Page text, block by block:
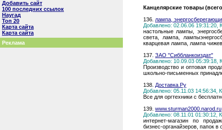
Добавить сайт
100 последних ссылок
Наугад
Топ 20
Карта сайта
Карта сайта
Реклама
Канцелярские товары
136. лампа,
Добавлено: 02.06.06 19:31:20,
настольные лампы,
света, лампа,
кварцевая лампа, лампа
137. ЗАО "Сиббланкоиздат"
Добавлено: 10.09.03 05:39:18,
Производство и оптовая
школьно-письменных
138. Доставка.Ру
Добавлено: 05.11.03 14:56:34,
Все для оргтехники с
139. www.sturman2000.narod.ru
Добавлено: 08.11.01 01:30:12,
интернет-магазин по
бизнес-органайзеров, папок в